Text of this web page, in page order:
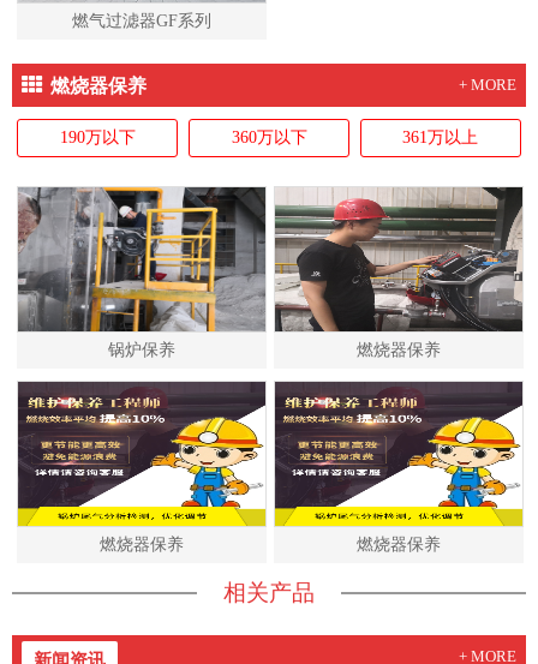
燃气过滤器GF系列
燃烧器保养 + MORE
190万以下 360万以下 361万以上
锅炉保养 燃烧器保养
燃烧器保养 燃烧器保养
相关产品
新闻资讯 + MORE